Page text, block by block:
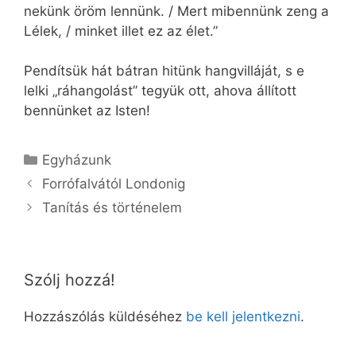
nekünk öröm lennünk. / Mert mibennünk zeng a
Lélek, / minket illet ez az élet.”
Pendítsük hát bátran hitünk hangvilláját, s e
lelki „ráhangolást” tegyük ott, ahova állított
bennünket az Isten!
Kategória
Egyházunk
Forrófalvától Londonig
Tanítás és történelem
Szólj hozzá!
Hozzászólás küldéséhez be kell jelentkezni.